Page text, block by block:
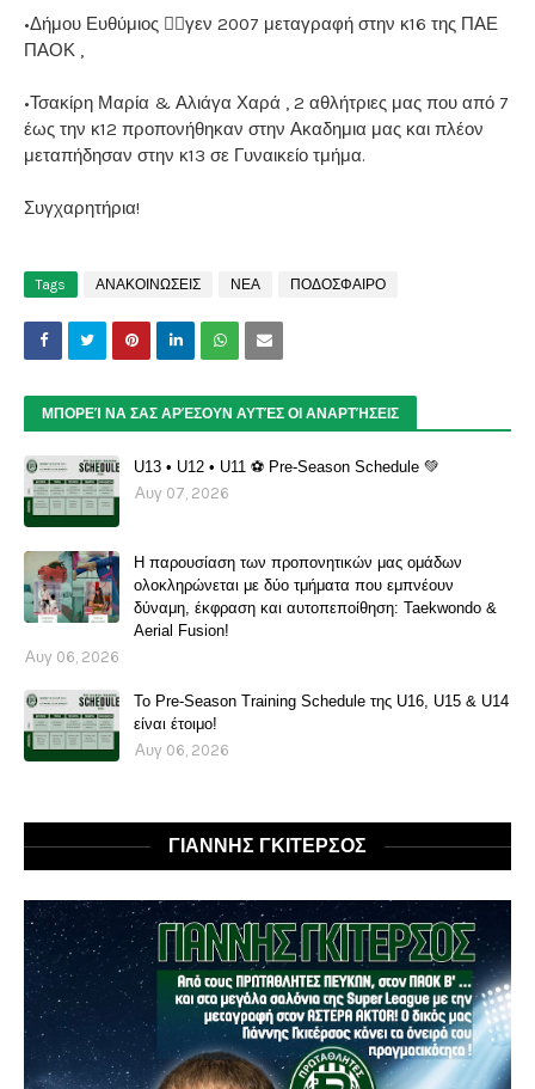
•Δήμου Ευθύμιος 👉🏼γεν 2007 μεταγραφή στην κ16 της ΠΑΕ
ΠΑΟΚ ,
•Τσακίρη Μαρία & Αλιάγα Χαρά , 2 αθλήτριες μας που από 7
έως την κ12 προπονήθηκαν στην Ακαδημια μας και πλέον
μεταπήδησαν στην κ13 σε Γυναικείο τμήμα.
Συγχαρητήρια!
Tags ΑΝΑΚΟΙΝΩΣΕΙΣ ΝΕΑ ΠΟΔΟΣΦΑΙΡΟ
ΜΠΟΡΕΊ ΝΑ ΣΑΣ ΑΡΈΣΟΥΝ ΑΥΤΈΣ ΟΙ ΑΝΑΡΤΉΣΕΙΣ
U13 • U12 • U11 ⚽️ Pre-Season Schedule 💚
Αυγ 07, 2026
Η παρουσίαση των προπονητικών μας ομάδων
ολοκληρώνεται με δύο τμήματα που εμπνέουν
δύναμη, έκφραση και αυτοπεποίθηση: Taekwondo &
Aerial Fusion!
Αυγ 06, 2026
Το Pre-Season Training Schedule της U16, U15 & U14
είναι έτοιμο!
Αυγ 06, 2026
ΓΙΑΝΝΗΣ ΓΚΙΤΕΡΣΟΣ